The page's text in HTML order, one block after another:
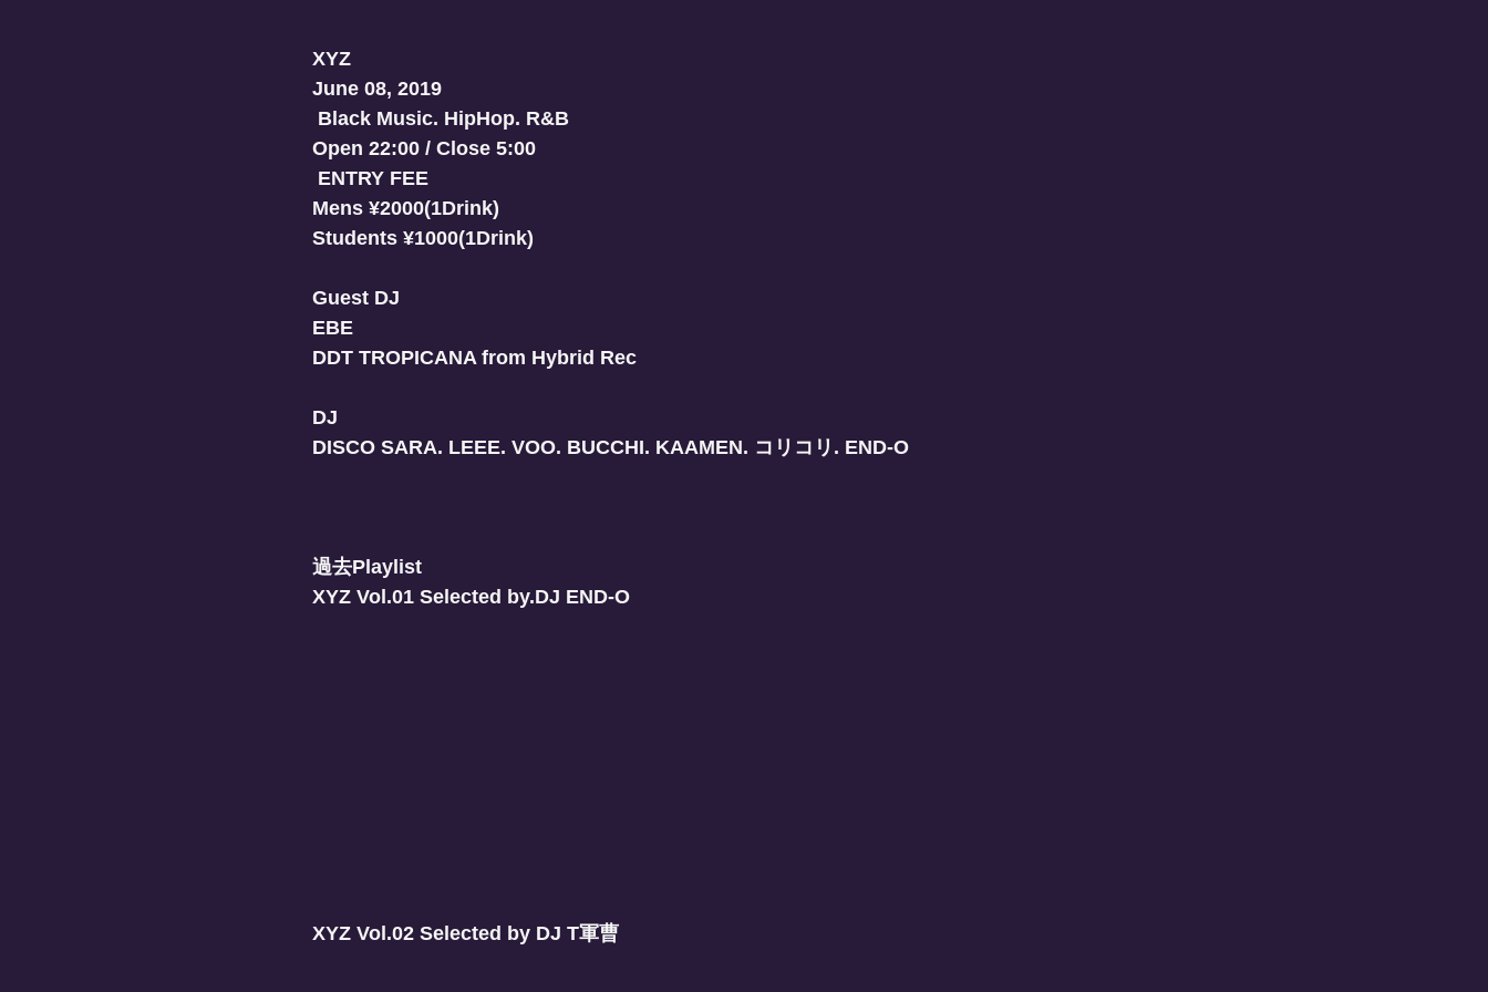
XYZ
June 08, 2019
Black Music. HipHop. R&B
Open 22:00 / Close 5:00
ENTRY FEE
Mens ¥2000(1Drink)
Students ¥1000(1Drink)
Guest DJ
EBE
DDT TROPICANA from Hybrid Rec
DJ
DISCO SARA. LEEE. VOO. BUCCHI. KAAMEN. コリコリ. END-O
過去Playlist
XYZ Vol.01 Selected by.DJ END-O
XYZ Vol.02 Selected by DJ T軍曹